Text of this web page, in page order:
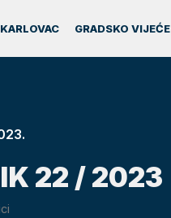
GRADSKO VIJEĆE
22 / 2023